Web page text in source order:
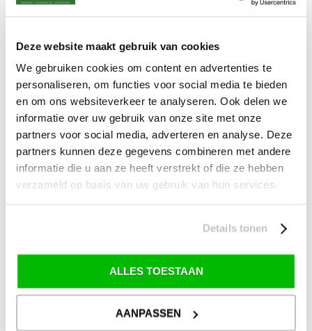
Deze website maakt gebruik van cookies
We gebruiken cookies om content en advertenties te
personaliseren, om functies voor social media te bieden
en om ons websiteverkeer te analyseren. Ook delen we
informatie over uw gebruik van onze site met onze
partners voor social media, adverteren en analyse. Deze
partners kunnen deze gegevens combineren met andere
informatie die u aan ze heeft verstrekt of die ze hebben
verzameld op basis van uw gebruik van hun services.
Details tonen
ALLES TOESTAAN
AANPASSEN
afwijkende tarieven en levertermijnen gelden. Deze staan vermeld bij de artikelen.
Drentse Poort 7
Nieuw Buinen (Stadskanaal)
+31 (0) 599-613946
info@tevelde.nl
Schrijf je in voor onze nieuwsbrief!
> Alles over ski- en snowboard onderhoud
> Alles over ski-binding controle